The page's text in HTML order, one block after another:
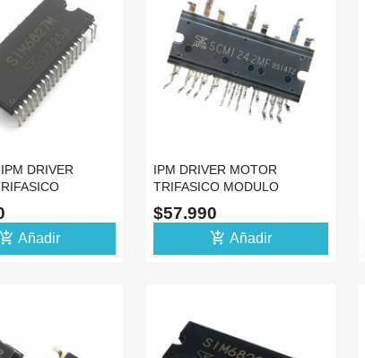
DRIVER
5A
Añadir
IPM DRIVER MOTOR
TRIFASICO MODULO
SCM1242MF 600V 15A IGBT
DIP
$57.990
add_shopping_cart Añadir